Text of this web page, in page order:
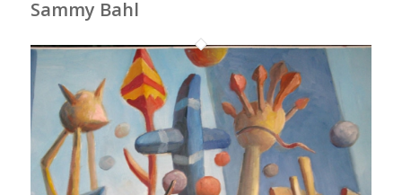
Sammy Bahl